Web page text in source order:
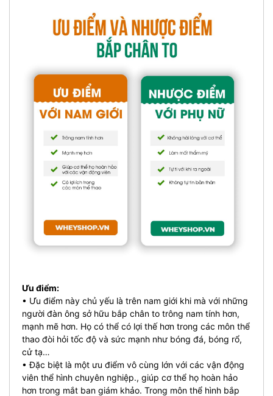
Ưu điểm:
• Ưu điểm này chủ yếu là trên nam giới khi mà với những
người đàn ông sở hữu bắp chân to trông nam tính hơn,
mạnh mẽ hơn. Họ có thể có lợi thế hơn trong các môn thể
thao đòi hỏi tốc độ và sức mạnh như bóng đá, bóng rổ,
cử tạ…
• Đặc biệt là một ưu điểm vô cùng lớn với các vận động
viên thể hình chuyên nghiệp., giúp cơ thể họ hoàn hảo
hơn trong mắt ban giám khảo. Trong môn thể hình bắp